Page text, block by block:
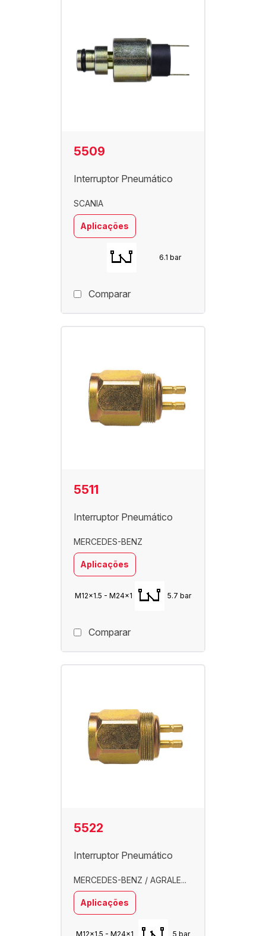
5509
Interruptor Pneumático
SCANIA
Aplicações
6.1 bar
Comparar
5511
Interruptor Pneumático
MERCEDES-BENZ
Aplicações
M12x1.5 - M24x1 5.7 bar
Comparar
5522
Interruptor Pneumático
MERCEDES-BENZ / AGRALE...
Aplicações
M12x1.5 - M24x1 5 bar